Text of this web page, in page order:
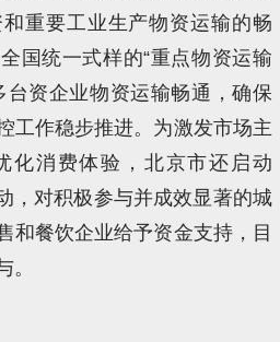
重要工业生产物资运输的畅
国统一式样的“重点物资运输
台资企业物资运输畅通，确保
工作稳步推进。为激发市场主
化消费体验，北京市还启动
，对积极参与并成效显著的城
和餐饮企业给予资金支持，目
。